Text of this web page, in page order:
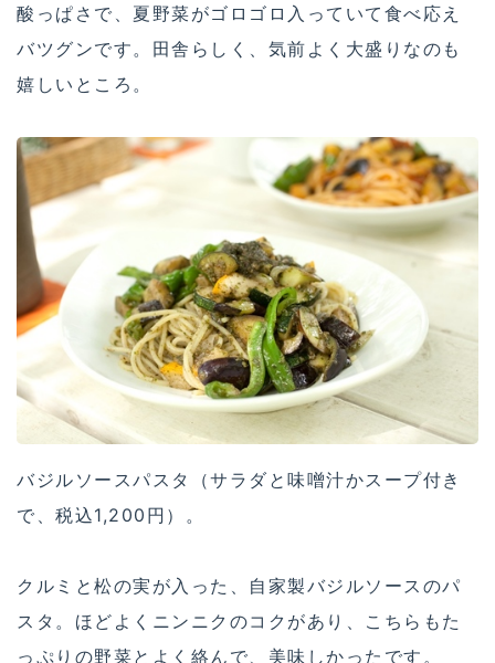
酸っぱさで、夏野菜がゴロゴロ入っていて食べ応え
バツグンです。田舎らしく、気前よく大盛りなのも
嬉しいところ。
バジルソースパスタ（サラダと味噌汁かスープ付き
で、税込1,200円）。
クルミと松の実が入った、自家製バジルソースのパ
スタ。ほどよくニンニクのコクがあり、こちらもた
っぷりの野菜とよく絡んで、美味しかったです。